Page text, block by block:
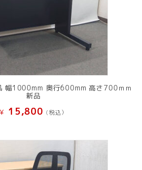
幅1000mm 奥行600mm 高さ700ｍｍ
新品
¥ 15,800 (税込）